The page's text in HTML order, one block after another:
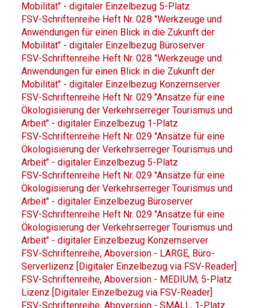
Mobilität" - digitaler Einzelbezug 5-Platz
FSV-Schriftenreihe Heft Nr. 028 "Werkzeuge und
Anwendungen für einen Blick in die Zukunft der
Mobilität" - digitaler Einzelbezug Büroserver
FSV-Schriftenreihe Heft Nr. 028 "Werkzeuge und
Anwendungen für einen Blick in die Zukunft der
Mobilität" - digitaler Einzelbezug Konzernserver
FSV-Schriftenreihe Heft Nr. 029 "Ansätze für eine
Ökologisierung der Verkehrserreger Tourismus und
Arbeit" - digitaler Einzelbezug 1-Platz
FSV-Schriftenreihe Heft Nr. 029 "Ansätze für eine
Ökologisierung der Verkehrserreger Tourismus und
Arbeit" - digitaler Einzelbezug 5-Platz
FSV-Schriftenreihe Heft Nr. 029 "Ansätze für eine
Ökologisierung der Verkehrserreger Tourismus und
Arbeit" - digitaler Einzelbezug Büroserver
FSV-Schriftenreihe Heft Nr. 029 "Ansätze für eine
Ökologisierung der Verkehrserreger Tourismus und
Arbeit" - digitaler Einzelbezug Konzernserver
FSV-Schriftenreihe, Aboversion - LARGE, Büro-
Serverlizenz [Digitaler Einzelbezug via FSV-Reader]
FSV-Schriftenreihe, Aboversion - MEDIUM, 5-Platz
Lizenz [Digitaler Einzelbezug via FSV-Reader]
FSV-Schriftenreihe, Aboversion - SMALL, 1-Platz